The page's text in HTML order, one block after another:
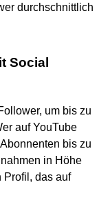
durchschnittlich
Social
um bis zu
auf YouTube
bis zu
in Höhe
Profil, das auf